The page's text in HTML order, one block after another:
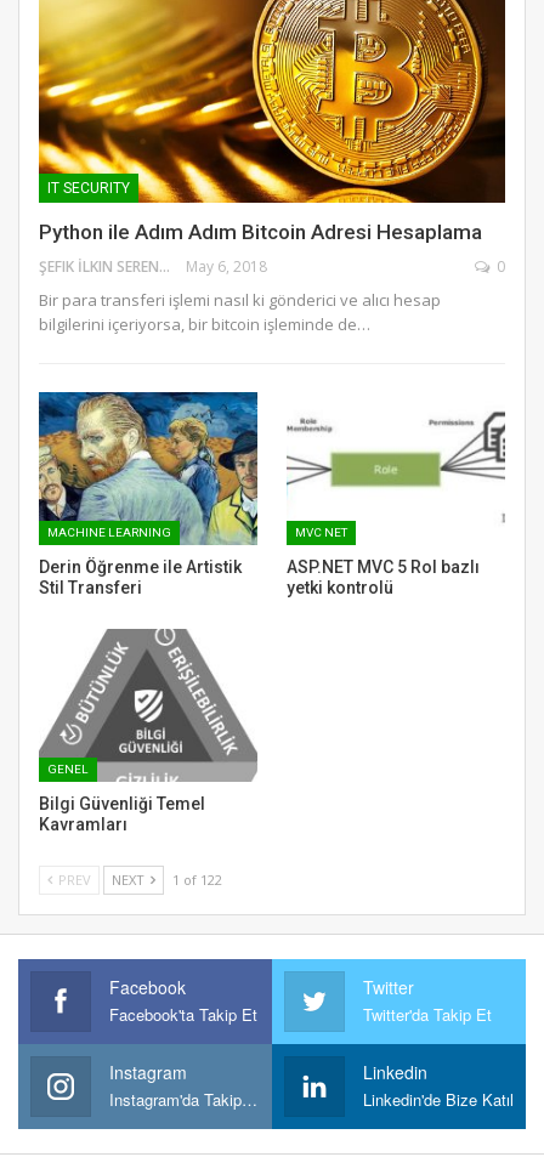
IT SECURITY
Python ile Adım Adım Bitcoin Adresi Hesaplama
ŞEFIK İLKIN SERENGIL May 6, 2018 0
Bir para transferi işlemi nasıl ki gönderici ve alıcı hesap
bilgilerini içeriyorsa, bir bitcoin işleminde de…
MACHINE LEARNING
Derin Öğrenme ile Artistik
Stil Transferi
MVC NET
ASP.NET MVC 5 Rol bazlı
yetki kontrolü
GENEL
Bilgi Güvenliği Temel
Kavramları
PREV NEXT 1 of 122
Facebook
Facebook'ta Takip Et
Twitter
Twitter'da Takip Et
Instagram
Instagram'da Takipt Et
Linkedin
Linkedin'de Bize Katıl